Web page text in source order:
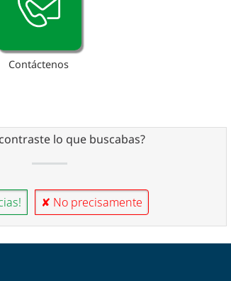
Contáctenos
lo que buscabas?
✘ No precisamente